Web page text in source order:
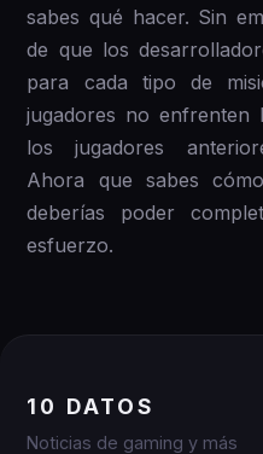
sabes qué hacer. Sin
de que los
para cada tipo de
jugadores no enfrenten
los jugadores
Ahora que sabes
deberías poder
esfuerzo.
10 DATOS
Noticias de gaming y más